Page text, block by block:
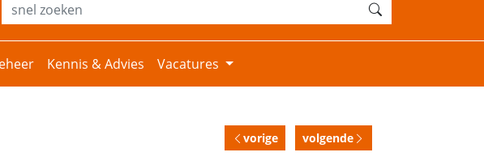
Kennis & Advies Vacatures
vorige volgende